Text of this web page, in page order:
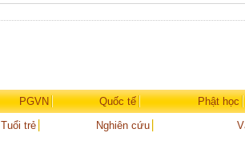
PGVN Quốc tế
Phật học
Tuổi trẻ Nghiên cứu